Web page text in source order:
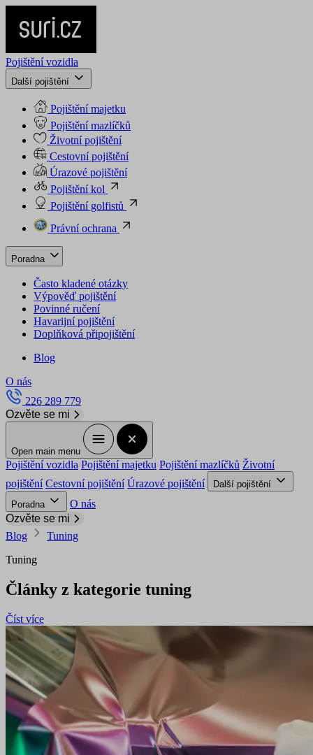
Pojištění vozidla
Další pojištění
Pojištění majetku
Pojištění mazlíčků
Životní pojištění
Cestovní pojištění
Úrazové pojištění
Pojištění kol
Pojištění golfistů
Právní ochrana
Poradna
Často kladené otázky
Výpověď pojištění
Povinné ručení
Havarijní pojištění
Doplňková připojištění
Blog
O nás
226 289 779
Ozvěte se mi
Open main menu
Pojištění vozidla Pojištění majetku Pojištění mazlíčků Životní
pojištění Cestovní pojištění Úrazové pojištění
Další pojištění
Poradna
O nás
Ozvěte se mi
Blog
Tuning
Tuning
Články z kategorie tuning
Číst více